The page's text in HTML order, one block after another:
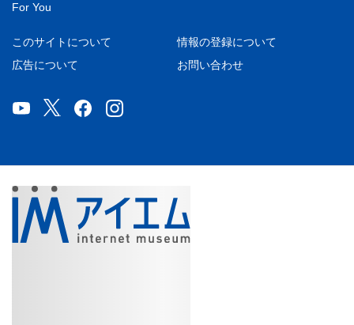
For You
このサイトについて
情報の登録について
広告について
お問い合わせ